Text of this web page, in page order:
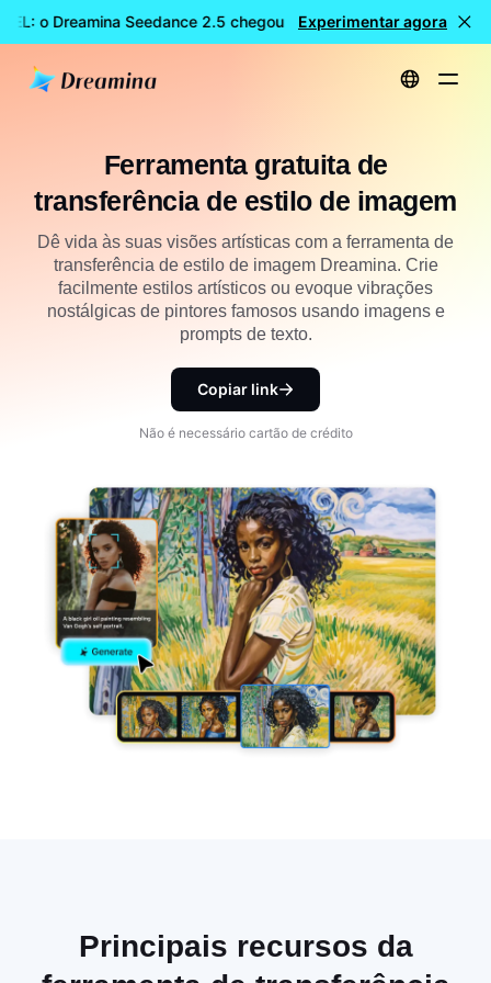
o Dreamina Seedance 2.5 chegou 🎉 Novo modelo
Experimentar agora
Início Ferramenta gratuita de transferência de estilo de imagem
Ferramenta gratuita de
transferência de estilo de imagem
Dê vida às suas visões artísticas com a ferramenta de
transferência de estilo de imagem Dreamina. Crie
facilmente estilos artísticos ou evoque vibrações
nostálgicas de pintores famosos usando imagens e
prompts de texto.
Copiar link
Não é necessário cartão de crédito
Principais recursos da